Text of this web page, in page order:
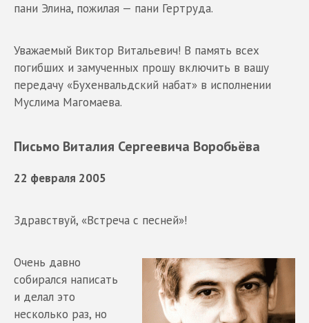
пани Элина, пожилая — пани Гертруда.
Уважаемый Виктор Витальевич! В память всех
погибших и замученных прошу включить в вашу
передачу «Бухенвальдский набат» в исполнении
Муслима Магомаева.
Письмо Виталия Сергеевича Воробьёва
22 февраля 2005
Здравствуй, «Встреча с песней»!
Очень давно
собирался написать
и делал это
несколько раз, но